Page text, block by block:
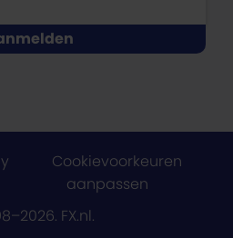
Cookievoorkeuren
aanpassen
FX.nl.